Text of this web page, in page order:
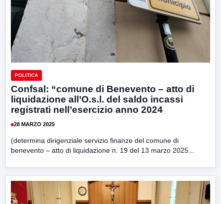
POLITICA
Confsal: “comune di Benevento – atto di
liquidazione all’O.s.l. del saldo incassi
registrati nell’esercizio anno 2024
28 MARZO 2025
(determina dirigenziale servizio finanze del comune di
benevento – atto di liquidazione n. 19 del 13 marzo 2025...